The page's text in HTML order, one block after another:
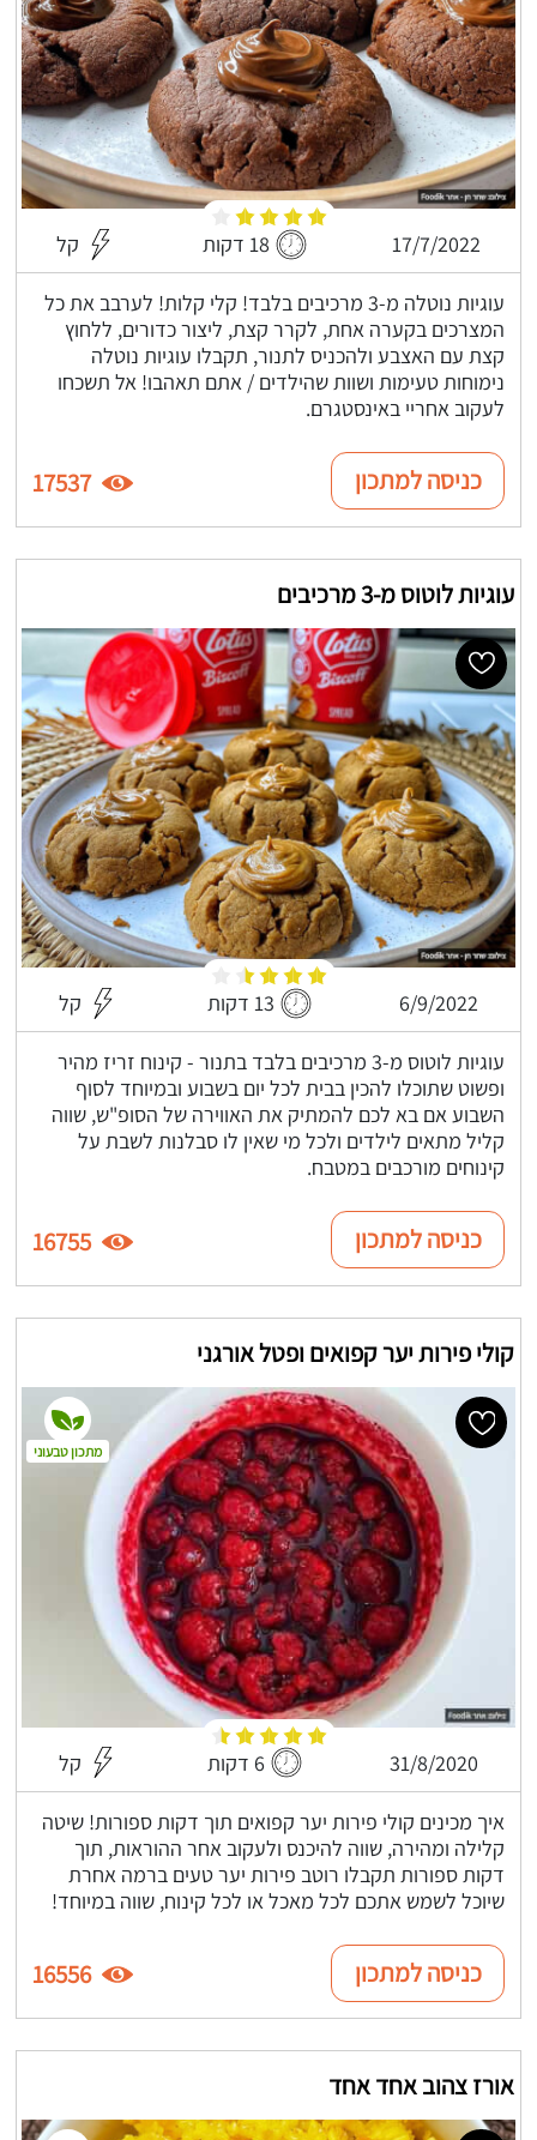
17/7/2022 18 דקות קל
עוגיות נוטלה מ-3 מרכיבים בלבד! קלי קלות! לערבב את כל
המצרכים בקערה אחת, לקרר קצת, ליצור כדורים, ללחוץ
קצת עם האצבע ולהכניס לתנור, תקבלו עוגיות נוטלה
נימוחות טעימות ושוות שהילדים / אתם תאהבו! אל תשכחו
לעקוב אחריי באינסטגרם.
כניסה למתכון 17537
עוגיות לוטוס מ-3 מרכיבים
6/9/2022 13 דקות קל
עוגיות לוטוס מ-3 מרכיבים בלבד בתנור - קינוח זריז מהיר
ופשוט שתוכלו להכין בבית לכל יום בשבוע ובמיוחד לסוף
השבוע אם בא לכם להמתיק את האווירה של הסופ"ש, שווה
קליל מתאים לילדים ולכל מי שאין לו סבלנות לשבת על
קינוחים מורכבים במטבח.
כניסה למתכון 16755
קולי פירות יער קפואים ופטל אורגני
31/8/2020 6 דקות קל
איך מכינים קולי פירות יער קפואים תוך דקות ספורות! שיטה
קלילה ומהירה, שווה להיכנס ולעקוב אחר ההוראות, תוך
דקות ספורות תקבלו רוטב פירות יער טעים ברמה אחרת
שיוכל לשמש אתכם לכל מאכל או לכל קינוח, שווה במיוחד!
מתכון טבעוני
כניסה למתכון 16556
אורז צהוב אחד אחד